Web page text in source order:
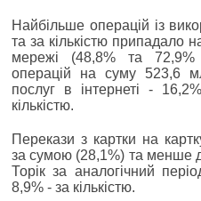
Найбільше операцій із
та за кількістю припадало
мережі (48,8% та
операцій на суму 523,6
послуг в інтернеті -
кількістю.
Перекази з картки на
за сумою (28,1%) та менше
Торік за аналогічний
8,9% - за кількістю.